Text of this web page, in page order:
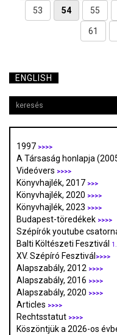
53 54 55
61
ENGLISH
1997 >>>>
A Társaság honlapja
Videóvers >>>>
Könyvhajlék, 2017 >>>
Könyvhajlék, 2020 >>>>
Könyvhajlék, 2023 >>>>
Budapest-töredékek >>>>
Szépírók youtube
Balti Költészeti Fesztivál 1.
XV. Szépíró Fesztivál>>>>
Alapszabály, 2012 >>>>
Alapszabály, 2016 >>>>
Alapszabály, 2020 >>>>
Articles >>>>
Rechtsstatut >>>>
Köszöntjük a 2026-os